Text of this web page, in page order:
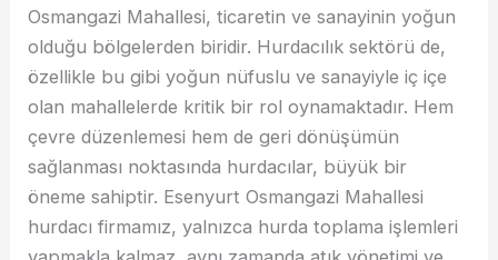
Osmangazi Mahallesi, ticaretin ve sanayinin yoğun
olduğu bölgelerden biridir. Hurdacılık sektörü de,
özellikle bu gibi yoğun nüfuslu ve sanayiyle iç içe
olan mahallelerde kritik bir rol oynamaktadır. Hem
çevre düzenlemesi hem de geri dönüşümün
sağlanması noktasında hurdacılar, büyük bir
öneme sahiptir. Esenyurt Osmangazi Mahallesi
hurdacı firmamız, yalnızca hurda toplama işlemleri